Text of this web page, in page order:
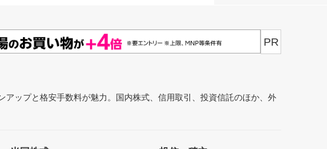
PR
ップと格安手数料が魅力。国内株式、信用取引、投資信託のほか、外